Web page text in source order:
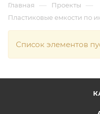
Главная — Проекты —
Пластиковые емкости по
Список элементов